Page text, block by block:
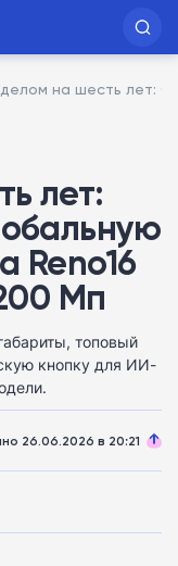
на шесть лет:
лет:
Reno16
Мп
топовый
кнопку для ИИ-
26.06.2026 в 20:21